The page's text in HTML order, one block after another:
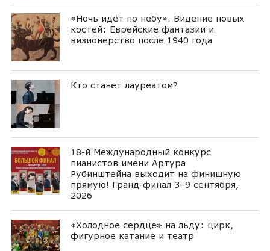
«Ночь идёт по небу». Видение новых
костей: Еврейские фантазии и
визионерство после 1940 года
Кто станет лауреатом?
18-й Международный конкурс
пианистов имени Артура
Рубинштейна выходит на финишную
прямую! Гранд-финал 3–9 сентября,
2026
«Холодное сердце» на льду: цирк,
фигурное катание и театр